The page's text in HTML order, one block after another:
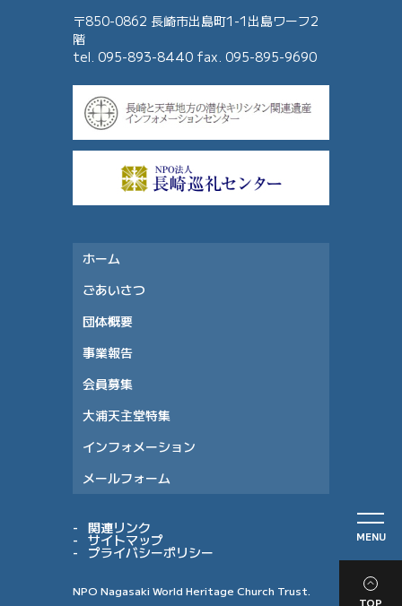
〒850-0862 長崎市出島町1-1出島ワーフ2
階
tel. 095-893-8440 fax. 095-895-9690
ホーム
ごあいさつ
団体概要
事業報告
会員募集
大浦天主堂特集
インフォメーション
メールフォーム
関連リンク
サイトマップ
プライバシーポリシー
NPO Nagasaki World Heritage Church Trust.
MENU
TOP